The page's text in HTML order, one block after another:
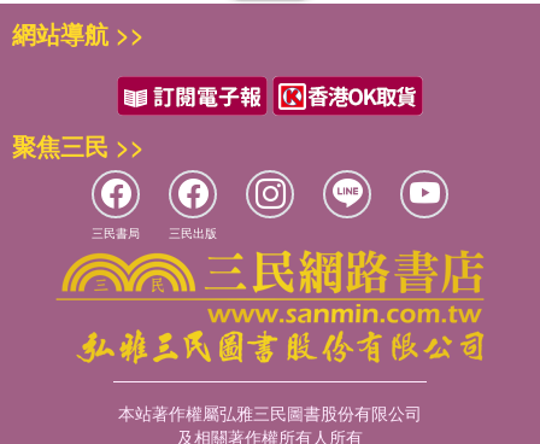
網站導航 >>
聚焦三民 >>
三民書局 三民出版
本站著作權屬弘雅三民圖書股份有限公司
及相關著作權所有人所有